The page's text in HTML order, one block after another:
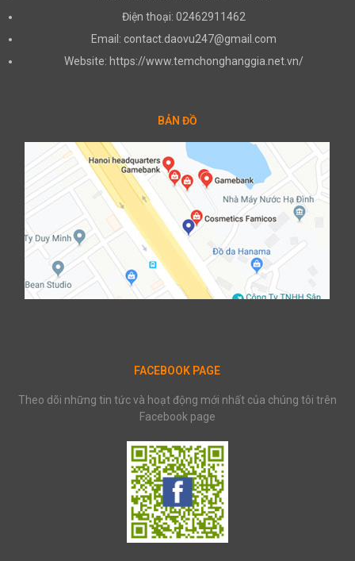
Điện thoại: 02462911462
Email: contact.daovu247@gmail.com
Website: https://www.temchonghanggia.net.vn/
BẢN ĐỒ
FACEBOOK PAGE
Theo dõi những tin tức và hoạt động mới nhất của chúng tôi trên
Facebook page